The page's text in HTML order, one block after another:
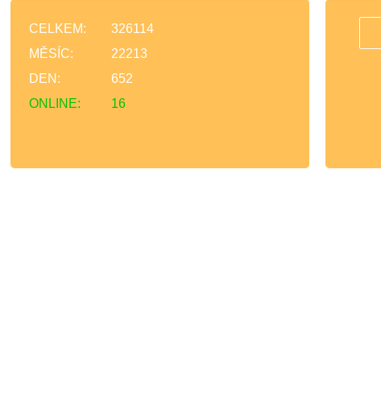
ONLINE: 16
CELKEM:
326114
MĚSÍC:
22213
DEN:
652